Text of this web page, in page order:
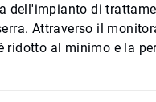
dell'impianto di
Attraverso il
al minimo e la